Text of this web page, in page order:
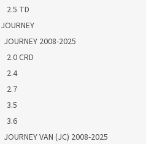
2.5 TD
JOURNEY
JOURNEY 2008-2025
2.0 CRD
2.4
2.7
3.5
3.6
JOURNEY VAN (JC) 2008-2025